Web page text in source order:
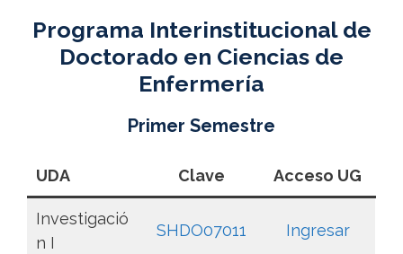
Programa Interinstitucional de
Doctorado en Ciencias de
Enfermería
Primer Semestre
UDA Clave Acceso UG
Investigació
n I
SHDO07011 Ingresar